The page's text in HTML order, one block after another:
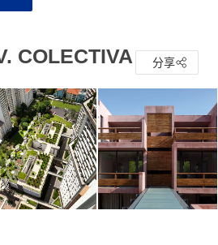
COLECTIVA 分享